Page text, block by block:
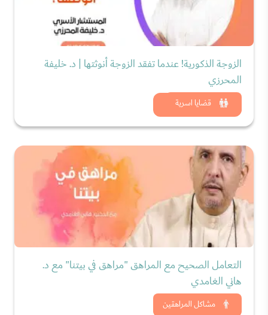
قضايا اسرية
الزوجة الذكورية! عندما تفقد الزوجة أنوثتها | د. خليفة
المحرزي
شاهد الان
مشاكل المراهقين
التعامل الصحيح مع المراهق "مراهق في بيتنا" مع د.
هاني الغامدي
شاهد الان